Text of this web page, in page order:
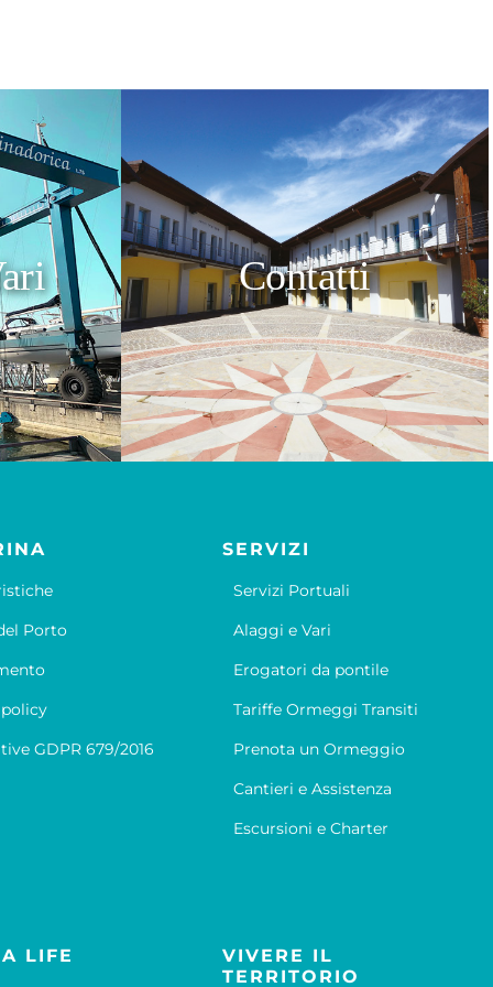
Contatti
Porto
GDPR 679/2016
SERVIZI
Servizi Portuali
Alaggi e Vari
Erogatori da pontile
Tariffe Ormeggi Transiti
Prenota un Ormeggio
Cantieri e Assistenza
Escursioni e Charter
LIFE
VIVERE IL
TERRITORIO